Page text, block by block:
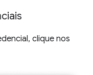
clique nos